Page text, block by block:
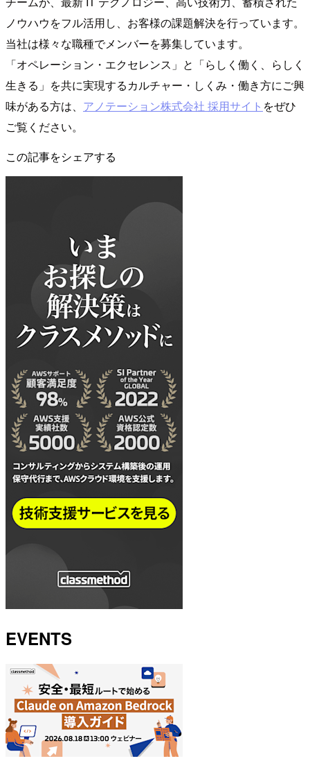
ノウハウをフル活用し、お客様の課題解決を行っています。
当社は様々な職種でメンバーを募集しています。
「オペレーション・エクセレンス」と「らしく働く、らしく
生きる」を共に実現するカルチャー・しくみ・働き方にご興
味がある方は、 アノテーション株式会社 採用サイト をぜひ
ご覧ください。
この記事をシェアする
EVENTS